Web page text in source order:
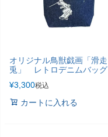
オリジナル鳥獣戯画「滑走
兎」 レトロデニムバッグ
¥3,300税込
カートに入れる